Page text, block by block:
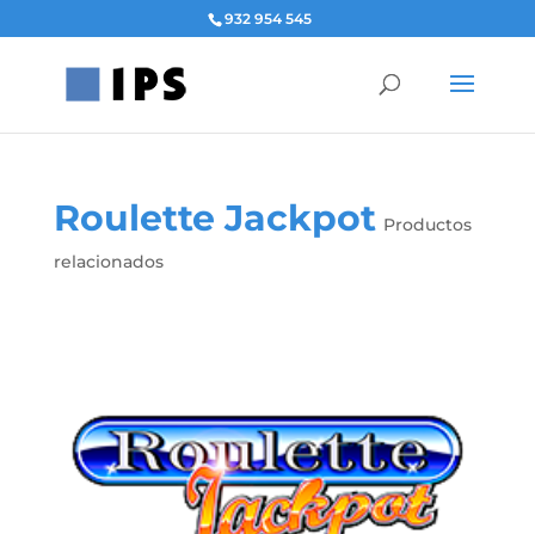
932 954 545
Roulette Jackpot Productos
relacionados